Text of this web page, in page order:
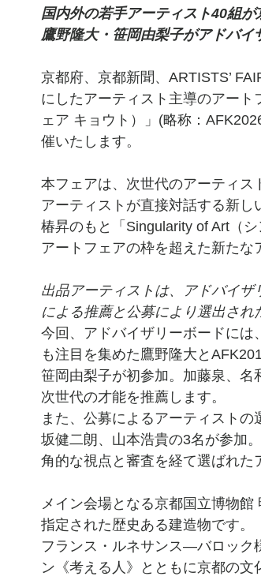
国内外の若手アーティスト40組
鷹野隆大・笹岡由梨子がアドバ
京都府、京都新聞、ARTISTS’
にしたアーティスト主導のアート
ェア キョウト）」(略称：
催いたします。
本フェアは、次世代のアーティス
アーティストが直接対話する新
椿昇のもと「Singularity of Art（
アートフェアの枠を超えた新たな
出品アーティストは、アドバイザ
による推薦と公募により選出さ
今回、アドバイザリーボードに
も注目を集めた鷹野隆大と
笹岡由梨子が初参加。加藤泉、名
次世代の才能を推薦します。
また、公募によるアーティスト
坂健二朗、山本浩貴の3名が参加
角的な視点と審査を経て選ばれた
メイン会場となる京都国立博物
指定された歴史ある建造物です
フランス・ルネサンス―バロック
ン《考える人》とともに京都の